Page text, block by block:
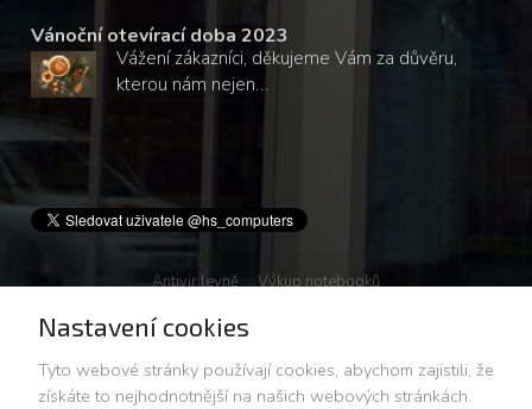
Vánoční otevírací doba 2023
Vážení zákazníci, děkujeme Vám za důvěru,
kterou nám nejen…
Antivir levně Výkup notebooků
© 2008-2026 HS COMPUTERS - Všechna práva vyhrazena
Nastavení cookies
Tyto webové stránky používají cookies, abychom zajistili, že
získáte to nejhodnotnější na našich webových stránkách.